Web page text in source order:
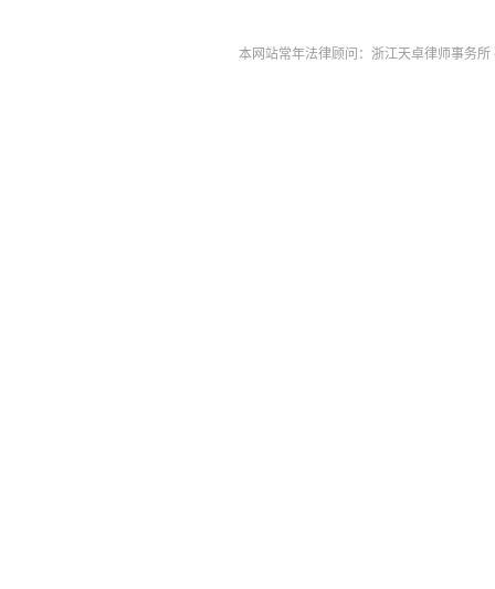
本网站常年法律顾问：浙江天卓律师事务